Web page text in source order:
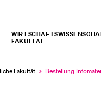
Universität
FAKULTÄT
Fakultät
Aktuell
Bestellung